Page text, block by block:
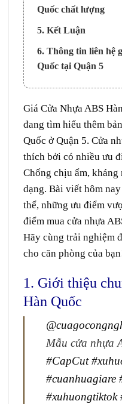
Quốc chất lượng
5. Kết Luận
6. Thông tin liên hệ
Quốc tại Quận 5
Giá Cửa Nhựa ABS
đang tìm hiểu thêm
Quốc ởQuận 5. Cửa
thích bởi có nhiều ưu
Chống chịu ẩm, kháng
dạng. Bài viết hôm nay
thể, những ưu điểm
điểm mua cửa nhựa
Hãy cùng trải nghiệm
cho căn phòng của
1. Giới thiệu
Hàn Quốc
Mẫu cửa nhựa
#CapCut
#cuanhuagiare
#xuhuongtiktok